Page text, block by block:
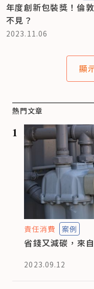
年度創新包裝獎！倫
不見？
2023.11.06
顯
熱門文章
1
責任消費 案例
省錢又減碳，來
2023.09.12